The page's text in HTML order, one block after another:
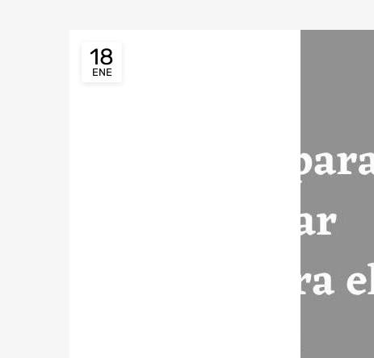
18
ENE